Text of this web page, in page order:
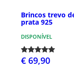
Brincos trevo
prata 925
DISPONÍVEL
€ 69,90